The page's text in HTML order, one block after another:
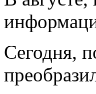
Сегодня,